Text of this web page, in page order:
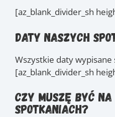
[az_blank_divider_sh
Daty naszych
Wszystkie daty wypisane
[az_blank_divider_sh
Czy muszę być
spotkaniach?